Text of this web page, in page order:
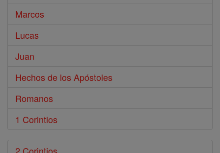
Marcos
Lucas
Juan
Hechos de los Apóstoles
Romanos
1 Corintios